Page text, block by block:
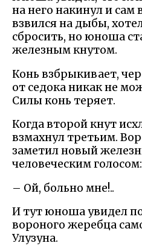
на него накинул и сам
взвился на дыбы,
сбросить, но юноша
железным кнутом.
Конь взбрыкивает,
от седока никак не
Силы конь теряет.
Когда второй кнут
взмахнул третьим.
заметил новый
человеческим голосом:
– Ой, больно мне!..
И тут юноша увидел
вороного жеребца
Улузуна.